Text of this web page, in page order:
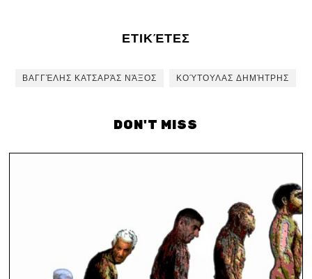
ΕΤΙΚΈΤΕΣ
ΒΑΓΓΈΛΗΣ ΚΑΤΣΑΡΆΣ ΝΆΞΟΣ ΚΟΎΤΟΥΛΑΣ ΔΗΜΉΤΡΗΣ
DON'T MISS